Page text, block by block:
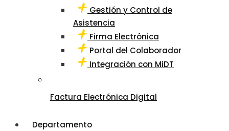
Gestión y Control de
Asistencia
Firma Electrónica
Portal del Colaborador
Integración con MiDT
Factura Electrónica Digital
Departamento